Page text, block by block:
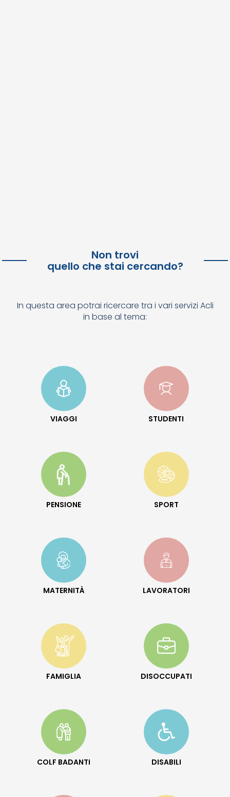
Non trovi
quello che stai cercando?
In questa area potrai ricercare tra i vari servizi Acli
in base al tema:
VIAGGI STUDENTI
PENSIONE SPORT
MATERNITÀ LAVORATORI
FAMIGLIA DISOCCUPATI
COLF BADANTI DISABILI